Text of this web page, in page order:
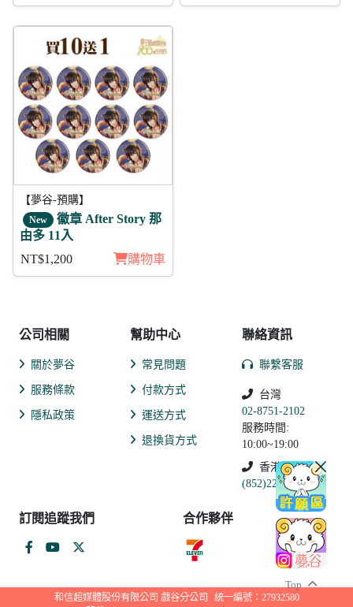
Top
【夢谷-預購】
New 徽章 After Story 那
由多 11入
NT$1,200
購物車
公司相關
關於夢谷
服務條款
隱私政策
幫助中心
常見問題
付款方式
運送方式
退換貨方式
聯絡資訊
聯繫客服
台灣
02-8751-2102
服務時間:
10:00~19:00
香港
(852)2250-9311
訂閱追蹤我們 合作夥伴
和信超媒體股份有限公司 戲谷分公司
統一編號：27932580